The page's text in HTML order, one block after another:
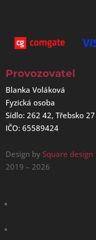
Provozovatel
Blanka Voláková
Fyzická osoba
Sídlo: 262 42, Třebsko 27
IČO: 65589424
Design bySquare design
2019 – 2026